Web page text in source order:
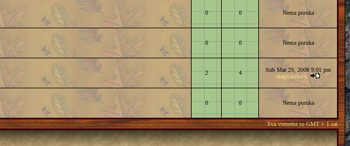
0 0 Nema poruka
0 0 Nema poruka
2 4
Sub Mar 29, 2008 9:01 pm
dragicazdralic
0 0 Nema poruka
Sva vremena su GMT + 1 sat